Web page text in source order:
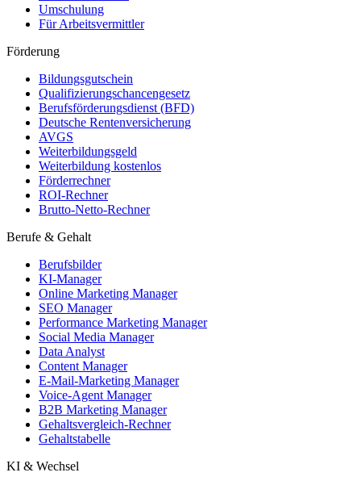
Umschulung
Für Arbeitsvermittler
Förderung
Bildungsgutschein
Qualifizierungschancengesetz
Berufsförderungsdienst (BFD)
Deutsche Rentenversicherung
AVGS
Weiterbildungsgeld
Weiterbildung kostenlos
Förderrechner
ROI-Rechner
Brutto-Netto-Rechner
Berufe & Gehalt
Berufsbilder
KI-Manager
Online Marketing Manager
SEO Manager
Performance Marketing Manager
Social Media Manager
Data Analyst
Content Manager
E-Mail-Marketing Manager
Voice-Agent Manager
B2B Marketing Manager
Gehaltsvergleich-Rechner
Gehaltstabelle
KI & Wechsel